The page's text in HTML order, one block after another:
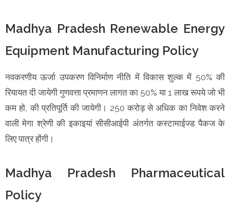
Madhya Pradesh Renewable Energy
Equipment Manufacturing Policy
नवकरणीय ऊर्जा उपकरण विनिर्माण नीति में विकास शुल्क में 50% की
रियायत दी जायेगी गुणवत्ता प्रमाणन लागत का 50% या 1 लाख रूपये जो भी
कम हो, की प्रतिपूर्ति की जायेगी। 250 करोड़ से अधिक का निवेश करने
वाली मेगा श्रेणी की इकाइयां सीसीआईपी अंतर्गत कस्टामाईज्ड पैकज के‍
लिए पात्र होंगी।
Madhya Pradesh Pharmaceutical
Policy